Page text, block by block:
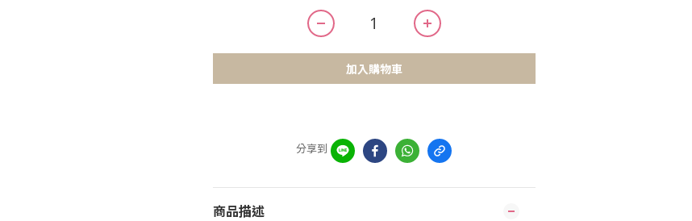
加入購物車
分享到
商品描述